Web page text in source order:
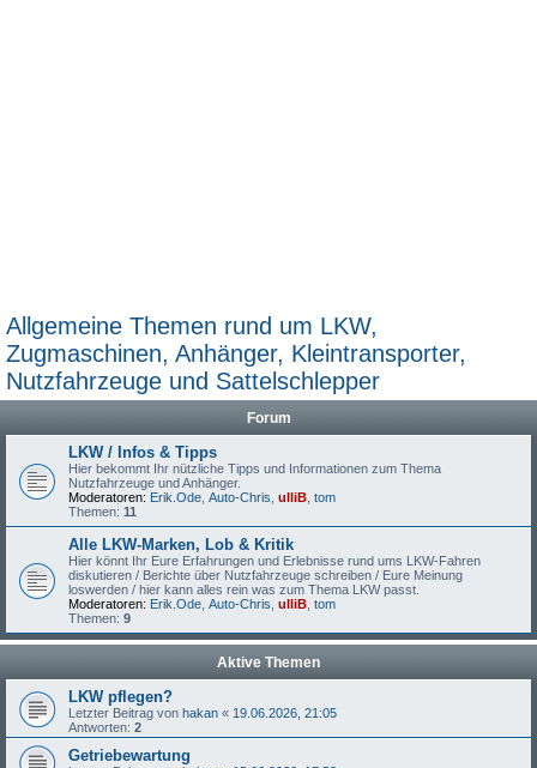
Allgemeine Themen rund um LKW,
Zugmaschinen, Anhänger, Kleintransporter,
Nutzfahrzeuge und Sattelschlepper
Forum
LKW / Infos & Tipps
Hier bekommt Ihr nützliche Tipps und Informationen zum Thema
Nutzfahrzeuge und Anhänger.
Moderatoren: Erik.Ode Auto-Chris ulliB tom
Themen: 11
Alle LKW-Marken, Lob & Kritik
Hier könnt Ihr Eure Erfahrungen und Erlebnisse rund ums LKW-Fahren
diskutieren / Berichte über Nutzfahrzeuge schreiben / Eure Meinung
loswerden / hier kann alles rein was zum Thema LKW passt.
Moderatoren: Erik.Ode Auto-Chris ulliB tom
Themen: 9
Aktive Themen
LKW pflegen?
Letzter Beitrag von hakan « 19.06.2026, 21:05
Antworten: 2
Getriebewartung